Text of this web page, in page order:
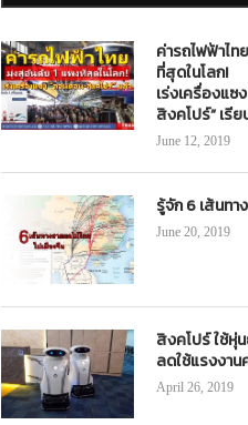
ค่ารถไฟฟ้าไ
ที่สุดในโลก!
เร่งเครื่องแ
สิงคโปร์” เรี
June 12, 2019
รู้จัก 6 เส้นทา
June 20, 2019
สิงคโปร์ ใช้หุ่
ลดใช้แรงงา
April 26, 2019